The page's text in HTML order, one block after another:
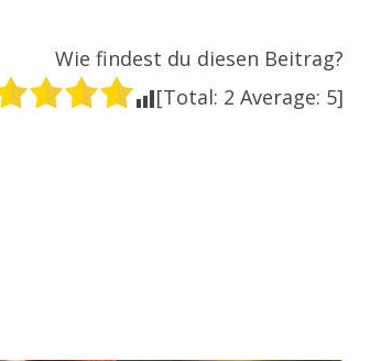
Wie findest du diesen Beitrag?
[Total: 2 Average: 5]